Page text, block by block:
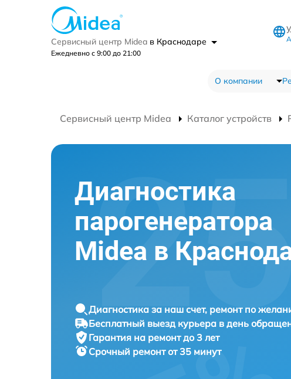
Сервисный центр Midea в Краснодаре
Ежедневно с 9:00 до 21:00
О компании
Сервисный центр Midea Каталог устройств
Диагностика
парогенератора
Midea в
Диагностика за наш счет, ремонт по
Бесплатный выезд курьера в день
Гарантия на ремонт до 3 лет
Срочный ремонт от 35 минут